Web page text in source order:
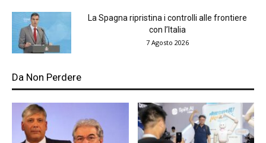
La Spagna ripristina i controlli alle frontiere
con l’Italia
7 Agosto 2026
Da Non Perdere